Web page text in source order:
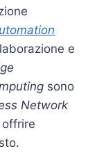
e
sono
Network